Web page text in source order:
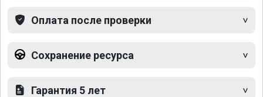
Оплата после проверки
Сохранение ресурса
Гарантия 5 лет